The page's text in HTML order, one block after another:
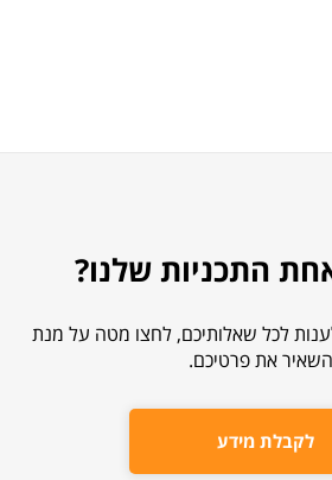
התכניות שלנו?
לכל שאלותיכם, לחצו מטה על מנת
את פרטיכם.
לקבלת מידע